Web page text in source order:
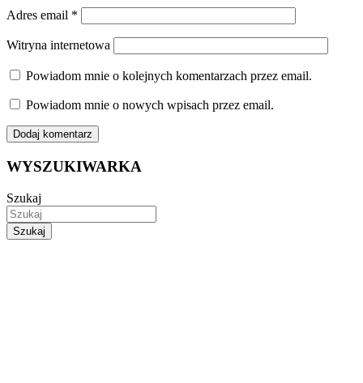
Adres email *
Witryna internetowa
Powiadom mnie o kolejnych komentarzach przez email.
Powiadom mnie o nowych wpisach przez email.
WYSZUKIWARKA
Szukaj
Szukaj